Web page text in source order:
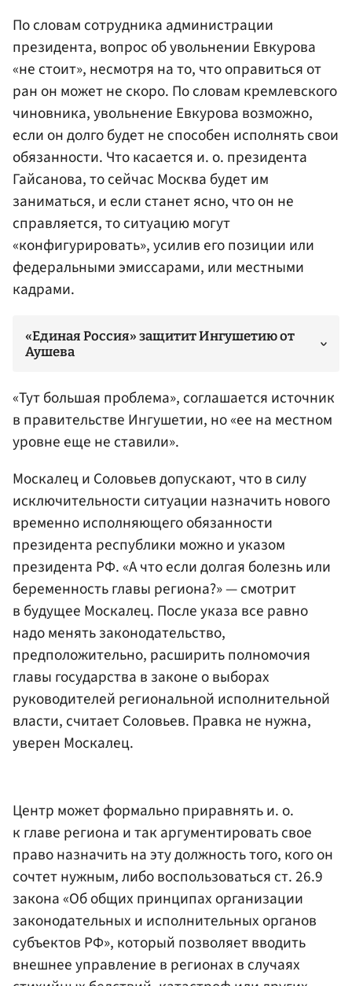
По словам сотрудника администрации
президента, вопрос об увольнении Евкурова
«не стоит», несмотря на то, что оправиться от
ран он может не скоро. По словам кремлевского
чиновника, увольнение Евкурова возможно,
если он долго будет не способен исполнять свои
обязанности. Что касается и. о. президента
Гайсанова, то сейчас Москва будет им
заниматься, и если станет ясно, что он не
справляется, то ситуацию могут
«конфигурировать», усилив его позиции или
федеральными эмиссарами, или местными
кадрами.
«Единая Россия» защитит Ингушетию от
Аушева
«Тут большая проблема», соглашается источник
в правительстве Ингушетии, но «ее на местном
уровне еще не ставили».
Москалец и Соловьев допускают, что в силу
исключительности ситуации назначить нового
временно исполняющего обязанности
президента республики можно и указом
президента РФ. «А что если долгая болезнь или
беременность главы региона?» — смотрит
в будущее Москалец. После указа все равно
надо менять законодательство,
предположительно, расширить полномочия
главы государства в законе о выборах
руководителей региональной исполнительной
власти, считает Соловьев. Правка не нужна,
уверен Москалец.
Центр может формально приравнять и. о.
к главе региона и так аргументировать свое
право назначить на эту должность того, кого он
сочтет нужным, либо воспользоваться ст. 26.9
закона «Об общих принципах организации
законодательных и исполнительных органов
субъектов РФ», который позволяет вводить
внешнее управление в регионах в случаях